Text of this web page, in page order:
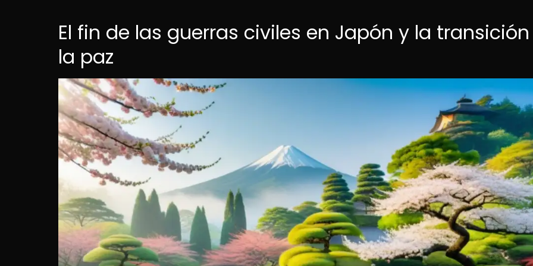
El fin de las guerras civiles en Japón y la
la paz